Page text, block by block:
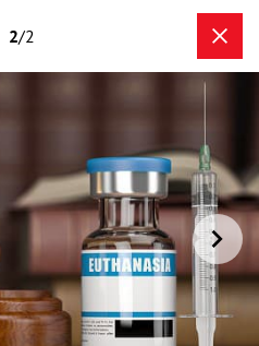
2/2